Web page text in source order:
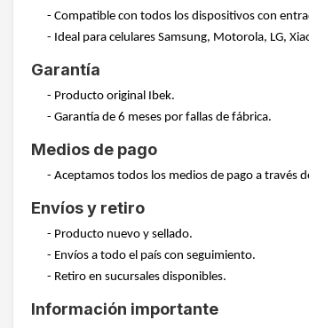
- Compatible con todos los dispositivos con
- Ideal para celulares Samsung, Motorola, LG,
Garantía
- Producto original Ibek.
- Garantía de 6 meses por fallas de fábrica.
Medios de pago
- Aceptamos todos los medios de pago a través
Envíos y retiro
- Producto nuevo y sellado.
- Envíos a todo el país con seguimiento.
- Retiro en sucursales disponibles.
Información importante